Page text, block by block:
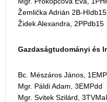
Žemlička Adrián 2B-HIdb15
Židek Alexandra, 2PPdb15
Gazdaságtudományi és
Bc. Mészáros János,
Mgr. Páldi Adam, 3EMPdd
Mgr. Svitek Szilárd,